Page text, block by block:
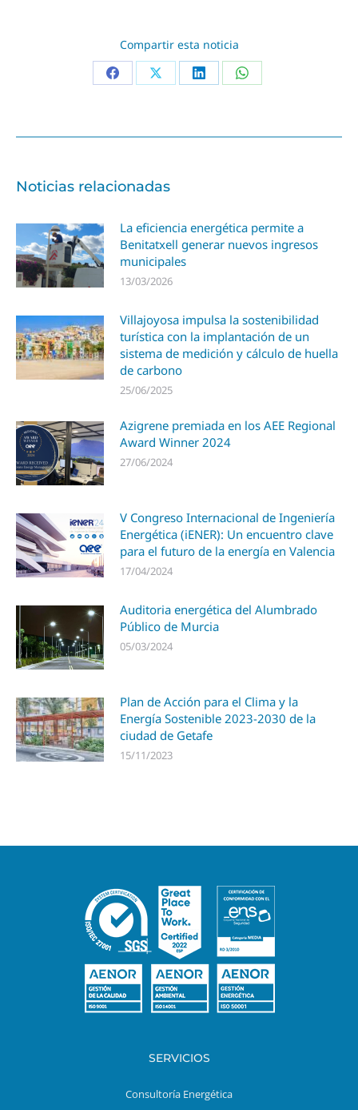
Compartir esta noticia
Noticias relacionadas
La eficiencia energética permite a
Benitatxell generar nuevos ingresos
municipales
13/03/2026
Villajoyosa impulsa la sostenibilidad
turística con la implantación de un
sistema de medición y cálculo de huella
de carbono
25/06/2025
Azigrene premiada en los AEE Regional
Award Winner 2024
27/06/2024
V Congreso Internacional de Ingeniería
Energética (iENER): Un encuentro clave
para el futuro de la energía en Valencia
17/04/2024
Auditoria energética del Alumbrado
Público de Murcia
05/03/2024
Plan de Acción para el Clima y la
Energía Sostenible 2023-2030 de la
ciudad de Getafe
15/11/2023
SERVICIOS
Consultoría Energética